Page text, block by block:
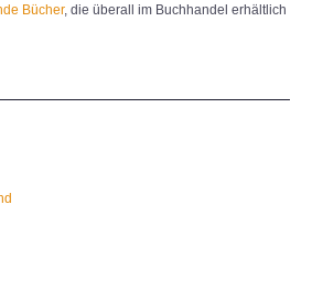
Bücher, die überall im Buchhandel erhältlich